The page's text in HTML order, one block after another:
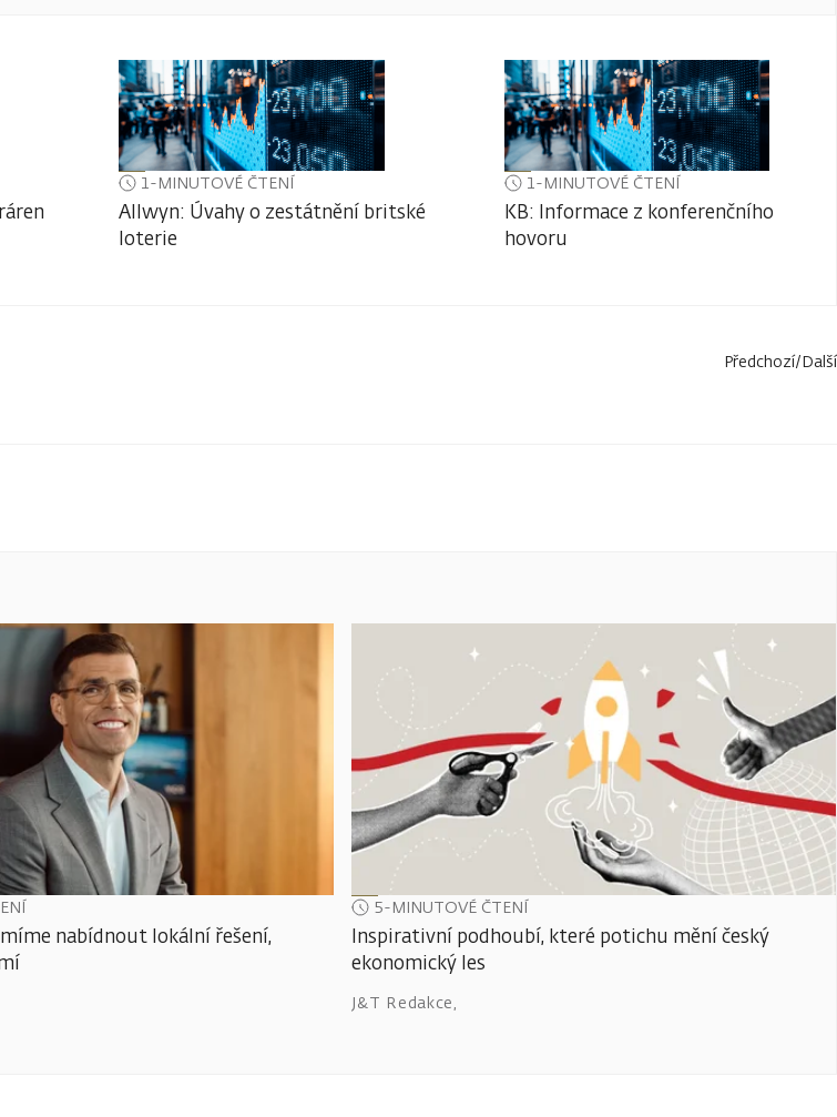
1-MINUTOVÉ ČTENÍ
Allwyn: Úvahy o zestátnění britské
loterie
1-MINUTOVÉ ČTENÍ
KB: Informace z konferenčního
hovoru
Předchozí/Další
nabídnout lokální řešení,
5-MINUTOVÉ ČTENÍ
Inspirativní podhoubí, které potichu mění český
ekonomický les
J&T Redakce,